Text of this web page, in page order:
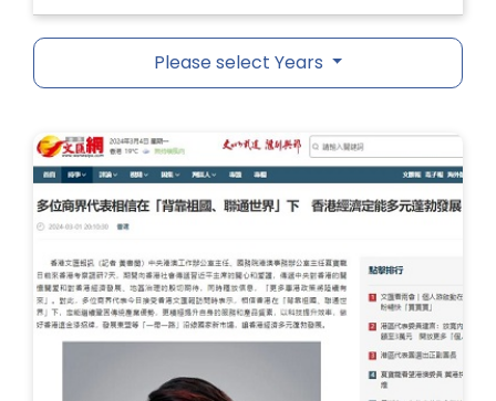
Please select Years